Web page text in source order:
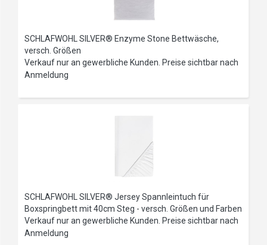
SCHLAFWOHL SILVER® Enzyme Stone Bettwäsche,
versch. Größen
Verkauf nur an gewerbliche Kunden. Preise sichtbar nach
Anmeldung
SCHLAFWOHL SILVER® Jersey Spannleintuch für
Boxspringbett mit 40cm Steg - versch. Größen und Farben
Verkauf nur an gewerbliche Kunden. Preise sichtbar nach
Anmeldung